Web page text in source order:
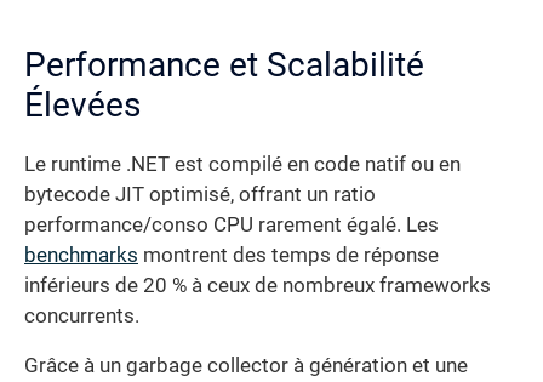
Performance et Scalabilité
Élevées
Le runtime .NET est compilé en code natif ou en
bytecode JIT optimisé, offrant un ratio
performance/conso CPU rarement égalé. Les
benchmarks montrent des temps de réponse
inférieurs de 20 % à ceux de nombreux frameworks
concurrents.
Grâce à un garbage collector à génération et une